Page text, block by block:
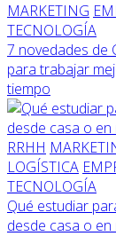
MARKETING
TECNOLOGÍA
7 novedades de
para trabajar
tiempo
RRHH
LOGÍSTICA
TECNOLOGÍA
Qué estudiar
desde casa o